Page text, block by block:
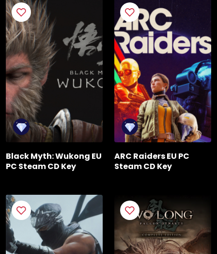
Black Myth: Wukong EU
PC Steam CD Key
ARC Raiders EU PC
Steam CD Key